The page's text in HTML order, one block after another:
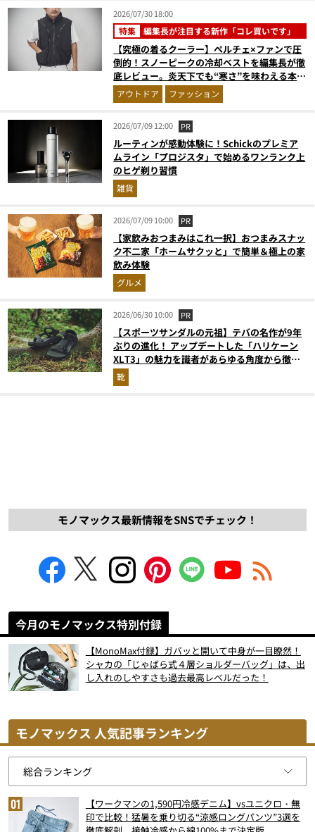
2026/07/30 18:00
特集 編集長が注目する新作「コレ買いです」
【究極の着るクーラー】ペルチェ×ファンで圧
倒的！スノーピークの冷却ベストを編集長が徹
底レビュー。炎天下でも“寒さ”を味わえる本気
のギア『コレ買いです』Vol.172
アウトドア ファッション
2026/07/09 12:00 PR
ルーティンが感動体験に！Schickのプレミア
ムライン「プロジスタ」で始めるワンランク上
のヒゲ剃り習慣
雑貨
2026/07/09 10:00 PR
【家飲みおつまみはこれ一択】おつまみスナッ
ク不二家「ホームサクッと」で簡単＆極上の家
飲み体験
グルメ
2026/06/30 10:00 PR
【スポーツサンダルの元祖】テバの名作が9年
ぶりの進化！ アップデートした「ハリケーン
XLT3」の魅力を識者があらゆる角度から徹底
解説！
靴
モノマックス最新情報をSNSでチェック！
今月のモノマックス特別付録
【MonoMax付録】ガバッと開いて中身が一目瞭然！
シャカの「じゃばら式４層ショルダーバッグ」は、出
し入れのしやすさも過去最高レベルだった！
モノマックス 人気記事ランキング
【ワークマンの1,590円冷感デニム】vsユニクロ・無
印で比較！猛暑を乗り切る“涼感ロングパンツ”3選を